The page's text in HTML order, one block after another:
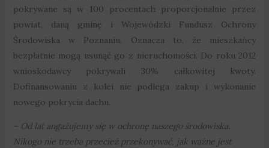
pokrywane są w 100 procentach proporcjonalnie przez
powiat, daną gminę i Wojewódzki Fundusz Ochrony
Środowiska w Poznaniu. Oznacza to, że mieszkańcy
bezpłatnie mogą usunąć go z nieruchomości. Do roku 2012
wnioskodawcy pokrywali 30% całkowitej kwoty.
Dofinansowaniu z kolei nie podlega zakup i wykonanie
nowego pokrycia dachu.
– Od lat angażujemy się w ochronę naszego środowiska.
Nikogo nie trzeba przecież przekonywać, jak ważne jest